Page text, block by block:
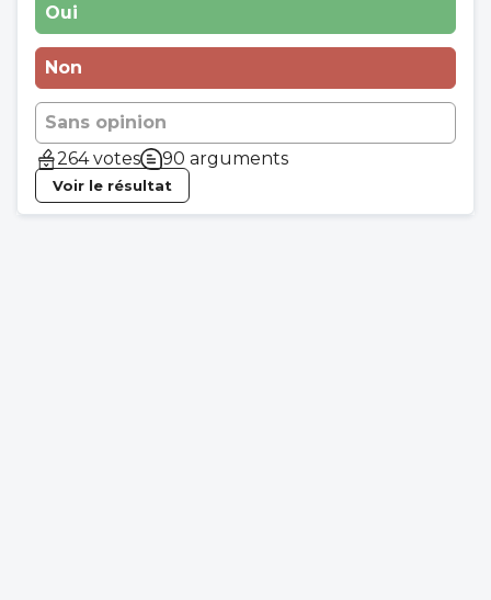
Oui
Non
Sans opinion
264 votes
90 arguments
Voir le résultat